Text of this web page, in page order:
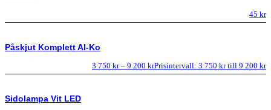
45 kr
Påskjut Komplett Al-Ko
3 750 kr – 9 200 krPrisintervall: 3 750 kr till 9 200 kr
Sidolampa Vit LED